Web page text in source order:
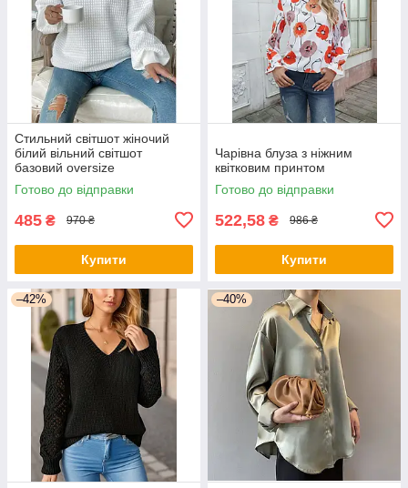
Стильний світшот жіночий
білий вільний світшот
базовий oversize
Готово до відправки
485 ₴ 970 ₴
Купити
Чарівна блуза з ніжним
квітковим принтом
Готово до відправки
522,58 ₴ 986 ₴
Купити
–42% –40%